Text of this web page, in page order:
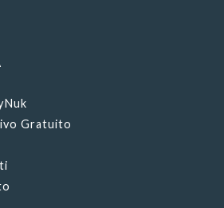
Gratuito